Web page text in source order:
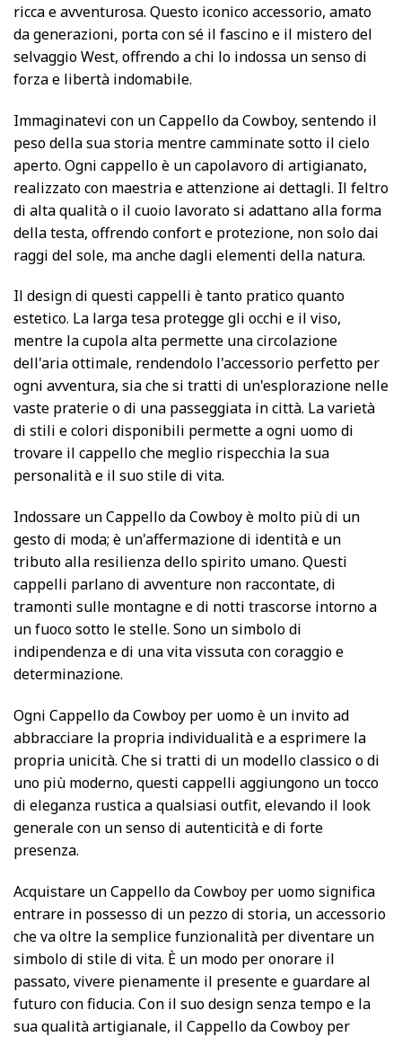
ricca e avventurosa. Questo iconico accessorio, amato
da generazioni, porta con sé il fascino e il mistero del
selvaggio West, offrendo a chi lo indossa un senso di
forza e libertà indomabile.
Immaginatevi con un Cappello da Cowboy, sentendo il
peso della sua storia mentre camminate sotto il cielo
aperto. Ogni cappello è un capolavoro di artigianato,
realizzato con maestria e attenzione ai dettagli. Il feltro
di alta qualità o il cuoio lavorato si adattano alla forma
della testa, offrendo confort e protezione, non solo dai
raggi del sole, ma anche dagli elementi della natura.
Il design di questi cappelli è tanto pratico quanto
estetico. La larga tesa protegge gli occhi e il viso,
mentre la cupola alta permette una circolazione
dell'aria ottimale, rendendolo l'accessorio perfetto per
ogni avventura, sia che si tratti di un'esplorazione nelle
vaste praterie o di una passeggiata in città. La varietà
di stili e colori disponibili permette a ogni uomo di
trovare il cappello che meglio rispecchia la sua
personalità e il suo stile di vita.
Indossare un Cappello da Cowboy è molto più di un
gesto di moda; è un'affermazione di identità e un
tributo alla resilienza dello spirito umano. Questi
cappelli parlano di avventure non raccontate, di
tramonti sulle montagne e di notti trascorse intorno a
un fuoco sotto le stelle. Sono un simbolo di
indipendenza e di una vita vissuta con coraggio e
determinazione.
Ogni Cappello da Cowboy per uomo è un invito ad
abbracciare la propria individualità e a esprimere la
propria unicità. Che si tratti di un modello classico o di
uno più moderno, questi cappelli aggiungono un tocco
di eleganza rustica a qualsiasi outfit, elevando il look
generale con un senso di autenticità e di forte
presenza.
Acquistare un Cappello da Cowboy per uomo significa
entrare in possesso di un pezzo di storia, un accessorio
che va oltre la semplice funzionalità per diventare un
simbolo di stile di vita. È un modo per onorare il
passato, vivere pienamente il presente e guardare al
futuro con fiducia. Con il suo design senza tempo e la
sua qualità artigianale, il Cappello da Cowboy per